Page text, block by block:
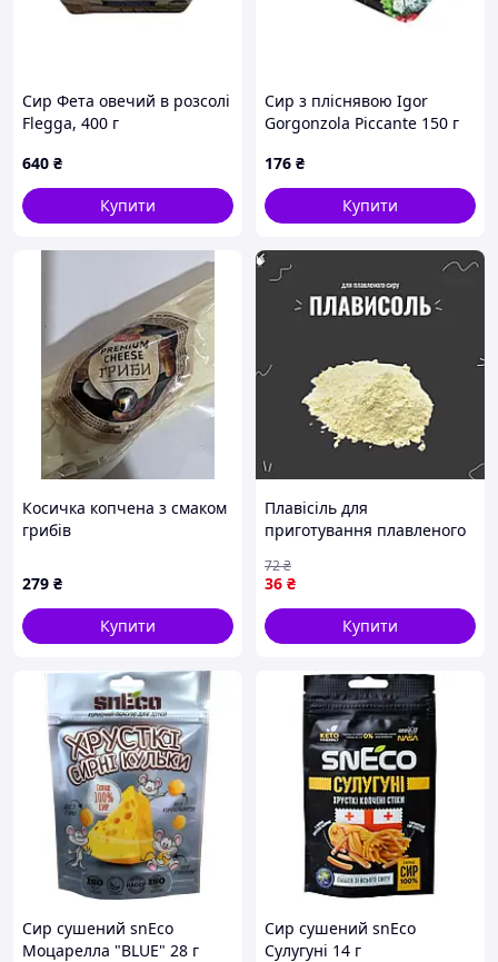
Сир Фета овечий в розсолі
Flegga, 400 г
640 ₴
Купити
Сир з пліснявою Igor
Gorgonzola Piccante 150 г
176 ₴
Купити
Косичка копчена з смаком
грибів
279 ₴
Купити
Плавісіль для
приготування плавленого
ідеальний вибір для
смачних закусок
36 ₴
72₴
Купити
Сир сушений snEco
Моцарелла "BLUE" 28 г
Сир сушений snEco
Сулугуні 14 г